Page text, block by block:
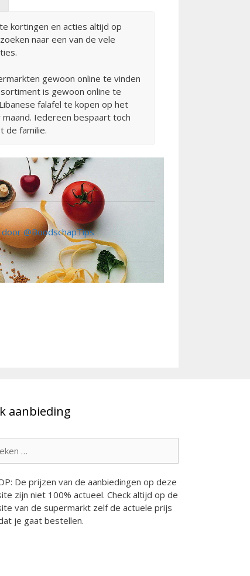
kortingen en acties altijd op
naar een van de vele
gewoon online te vinden
is gewoon online te
falafel te kopen op het
Iedereen bespaart toch
de familie.
@BoodschapTips
aanbieding
De prijzen van de aanbiedingen op deze
zijn niet 100% actueel. Check altijd op de
van de supermarkt zelf de actuele prijs
je gaat bestellen.